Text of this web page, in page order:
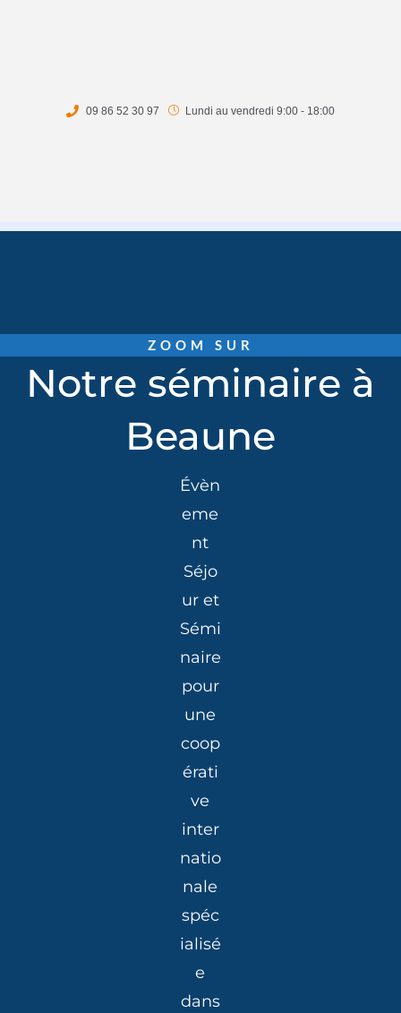
09 86 52 30 97 Lundi au vendredi 9:00 - 18:00
ZOOM SUR
Notre séminaire à
Beaune
Évèn
eme
nt
Séjo
ur et
Sémi
naire
pour
une
coop
érati
ve
inter
natio
nale
spéc
ialisé
e
dans